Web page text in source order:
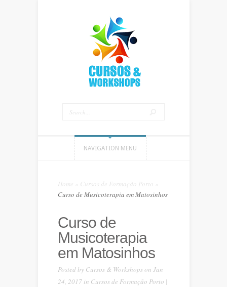
NAVIGATION MENU
Home Cursos de Formação Porto
Curso de Musicoterapia em Matosinhos
Curso de
Musicoterapia
em Matosinhos
Posted by Cursos & Workshopson Jan
24, 2017 in Cursos de Formação Porto |